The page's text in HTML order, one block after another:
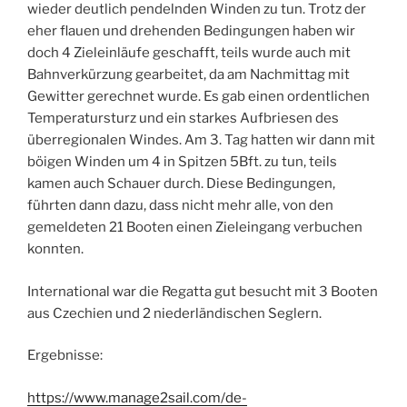
wieder deutlich pendelnden Winden zu tun. Trotz der
eher flauen und drehenden Bedingungen haben wir
doch 4 Zieleinläufe geschafft, teils wurde auch mit
Bahnverkürzung gearbeitet, da am Nachmittag mit
Gewitter gerechnet wurde. Es gab einen ordentlichen
Temperatursturz und ein starkes Aufbriesen des
überregionalen Windes. Am 3. Tag hatten wir dann mit
böigen Winden um 4 in Spitzen 5Bft. zu tun, teils
kamen auch Schauer durch. Diese Bedingungen,
führten dann dazu, dass nicht mehr alle, von den
gemeldeten 21 Booten einen Zieleingang verbuchen
konnten.
International war die Regatta gut besucht mit 3 Booten
aus Czechien und 2 niederländischen Seglern.
Ergebnisse:
https://www.manage2sail.com/de-